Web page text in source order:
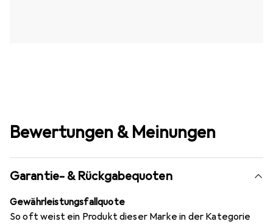
Bewertungen & Meinungen
Garantie- & Rückgabequoten
Gewährleistungsfallquote
So oft weist ein Produkt dieser Marke in der Kategorie